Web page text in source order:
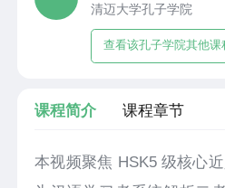
清迈大学孔子学院
查看该孔子学院其他课
课程简介 课程章节
本视频聚焦 HSK5 级核心近